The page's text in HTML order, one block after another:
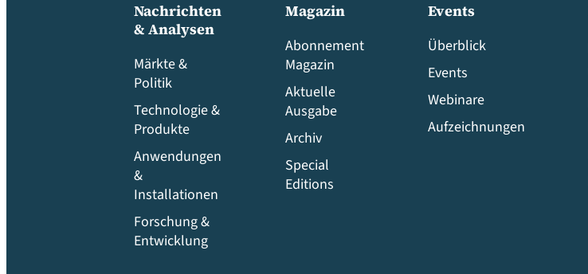
Nachrichten
& Analysen
Märkte &
Politik
Technologie &
Produkte
Anwendungen
&
Installationen
Forschung &
Entwicklung
Magazin
Abonnement
Magazin
Aktuelle
Ausgabe
Archiv
Special
Editions
Events
Überblick
Events
Webinare
Aufzeichnungen